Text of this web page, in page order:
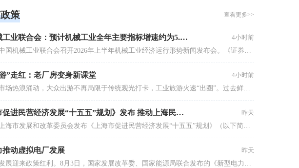
内幕交易的纸质股票过户申请
08-07
【异动股】港股跌幅榜前十，卡森国际
【异动股】港股涨幅榜前十，拿森科技
弘毅文化集团(00419.HK)主要股东合共出售约
2.02亿股 盘中涨超54%
08-07
解如何赴境外
策划境外上市
投融资、企业上市等法律业务。
策 查看更多>>
中国机械工业联合会：预计机械工业全年主要指标增速约为5.5%
4小时前
8月6日，中国机械工业联合会召开2026年上半年机械工业经济运行形势新闻发布会。《证券日报》记者从会上了解到，今年上半年，我国智能制造与人工智能相关设备生产活跃，智能设备制造行业增加值同比增长16.7%，3D打印设备、工业机器人、工业自动调节仪表与控制系统产量同比分别增长48.5%、28.0%、25.1%。此外，新质生产力相关领域投资保持增长，锂离子电池、机器人与智能制造行业投资同比分别增长24.4%、3.8%。
”走红：老厂房变身新课堂
4小时前
暑期文旅市场热浪涌动，大众出游不再局限于传统观光打卡，工业旅游火速“出圈”。过去鲜为人知的生产工厂、封存多年的工业遗址人气高涨，多条工业研学线路预约火爆，老厂房变身网红打卡地。这不仅打破了大众对于工业场景的固有印象，也为文旅消费升级开辟了全新空间。
《上海市促进民营经济发展“十五五”规划》发布 推动上海民营经济总量规模再上新台阶
昨天
8月5日，上海市发展和改革委员会发布《上海市促进民营经济发展“十五五”规划》（以下简称《规划》）。《规划》提出，到2030年，上海民营经济总量规模再上新台阶，质量结构进一步优化。创新能力持续提升，推动新质生产力发展取得成效；开放活力明显增强，进一步发挥民营经济在外贸领域的重要作用，提升民营企业国际化水平；社会贡献不断提高，构筑稳就业、保民生的坚实底座；制度环境持续优化，厚植民营经济发展沃土，让企业与城市发展同频共振、双向奔赴。
推动虚拟电厂发展
昨天
虚拟电厂发展迎来政策红利。8月3日，国家发展改革委、国家能源局联合发布的《新型电力系统建设“十五五”规划》提出“大力促进虚拟电厂发展”“支持具备条件的售电公司发展虚拟电厂业务”。